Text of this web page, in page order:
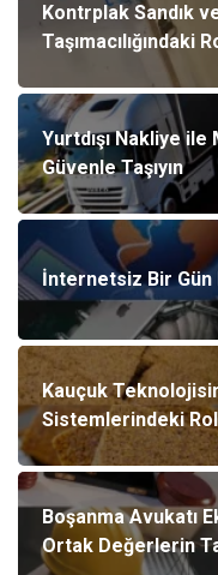
Kontrplak Sandık
Taşımacılığındaki
Yurtdışı Nakliye ile
Güvenle Taşıyın
İnternetsiz Bir Gün
Kauçuk
Sistemlerindeki
Boşanma Avukatı
Ortak Değerlerin